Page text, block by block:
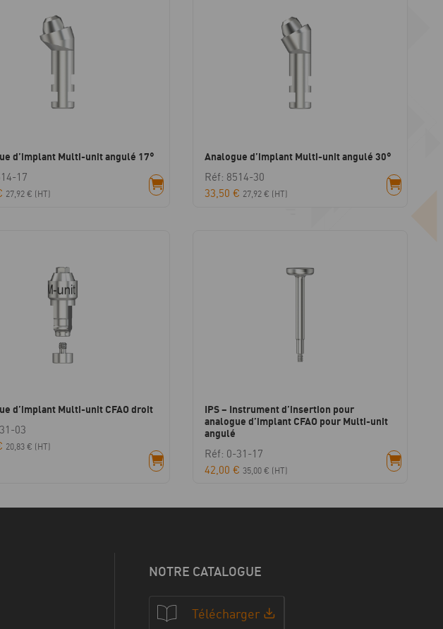
d’implant Multi-unit angulé 17°
17
27,92 € (HT)
Analogue d’implant Multi-unit angulé 30°
Réf: 8514-30
33,50€ 27,92€ (HT)
d’implant Multi-unit CFAO droit
03
20,83 € (HT)
IPS – Instrument d’insertion pour
analogue d’implant CFAO pour Multi-unit
angulé
Réf: 0-31-17
42,00€ 35,00€ (HT)
NOTRE CATALOGUE
Télécharger